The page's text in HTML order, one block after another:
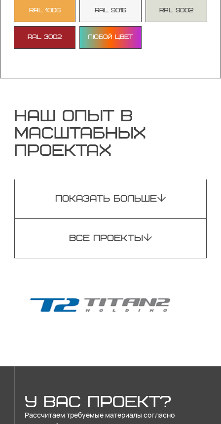
RAL 1006 RAL 9016 RAL 9002
RAL 3002 Любой цвет
НАШ ОПЫТ В
МАСШТАБНЫХ
ПРОЕКТАХ
ПОКАЗАТЬ БОЛЬШЕ
ВСЕ ПРОЕКТЫ
У ВАС ПРОЕКТ?
Рассчитаем требуемые материалы согласно